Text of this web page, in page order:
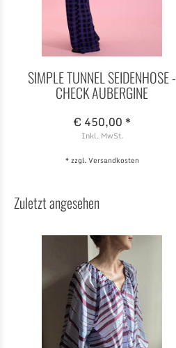
SIMPLE TUNNEL SEIDENHOSE -
CHECK AUBERGINE
€ 450,00 *
Inkl. MwSt.
* zzgl.Versandkosten
Zuletzt angesehen